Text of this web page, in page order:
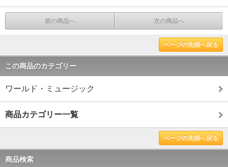
前の商品へ 次の商品へ
ページの先頭へ戻る
この商品のカテゴリー
ワールド・ミュージック
商品カテゴリー一覧
ページの先頭へ戻る
商品検索